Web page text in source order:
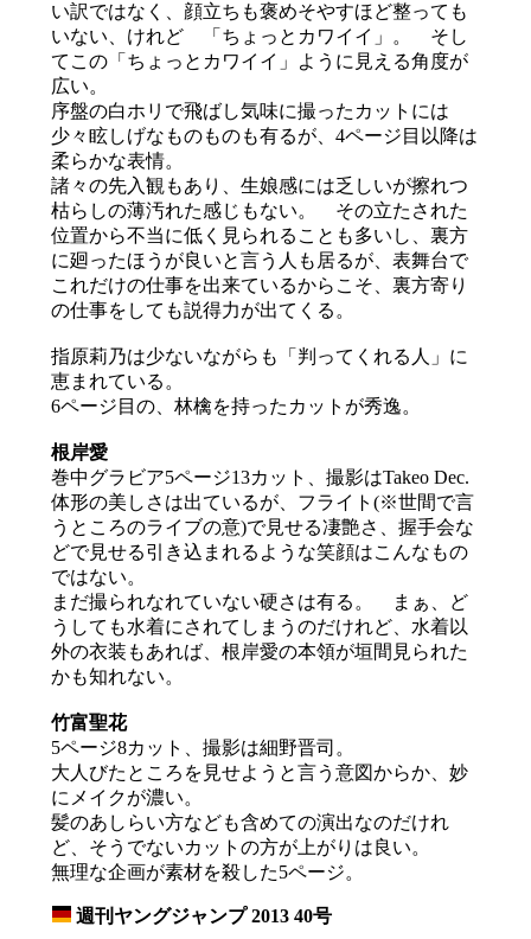
い訳ではなく、顔立ちも褒めそやすほど整っても
いない、けれど 「ちょっとカワイイ」。 そし
てこの「ちょっとカワイイ」ように見える角度が
広い。
序盤の白ホリで飛ばし気味に撮ったカットには
少々眩しげなものものも有るが、4ページ目以降は
柔らかな表情。
諸々の先入観もあり、生娘感には乏しいが擦れつ
枯らしの薄汚れた感じもない。 その立たされた
位置から不当に低く見られることも多いし、裏方
に廻ったほうが良いと言う人も居るが、表舞台で
これだけの仕事を出来ているからこそ、裏方寄り
の仕事をしても説得力が出てくる。
指原莉乃は少ないながらも「判ってくれる人」に
恵まれている。
6ページ目の、林檎を持ったカットが秀逸。
根岸愛
巻中グラビア5ページ13カット、撮影はTakeo Dec.
体形の美しさは出ているが、フライト(※世間で言
うところのライブの意)で見せる凄艶さ、握手会な
どで見せる引き込まれるような笑顔はこんなもの
ではない。
まだ撮られなれていない硬さは有る。 まぁ、ど
うしても水着にされてしまうのだけれど、水着以
外の衣装もあれば、根岸愛の本領が垣間見られた
かも知れない。
竹富聖花
5ページ8カット、撮影は細野晋司。
大人びたところを見せようと言う意図からか、妙
にメイクが濃い。
髪のあしらい方なども含めての演出なのだけれ
ど、そうでないカットの方が上がりは良い。
無理な企画が素材を殺した5ページ。
週刊ヤングジャンプ 2013 40号